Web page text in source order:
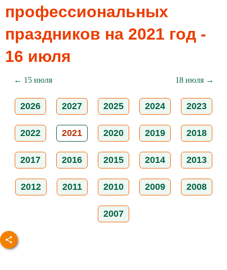
профессиональных
праздников на 2021 год -
16 июля
← 15 июля 18 июля →
2026 2027 2025 2024 2023
2022 2021 2020 2019 2018
2017 2016 2015 2014 2013
2012 2011 2010 2009 2008
2007